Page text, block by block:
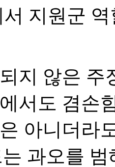
지원군
지 않은 주
서도 겸손
아니더라
과오를